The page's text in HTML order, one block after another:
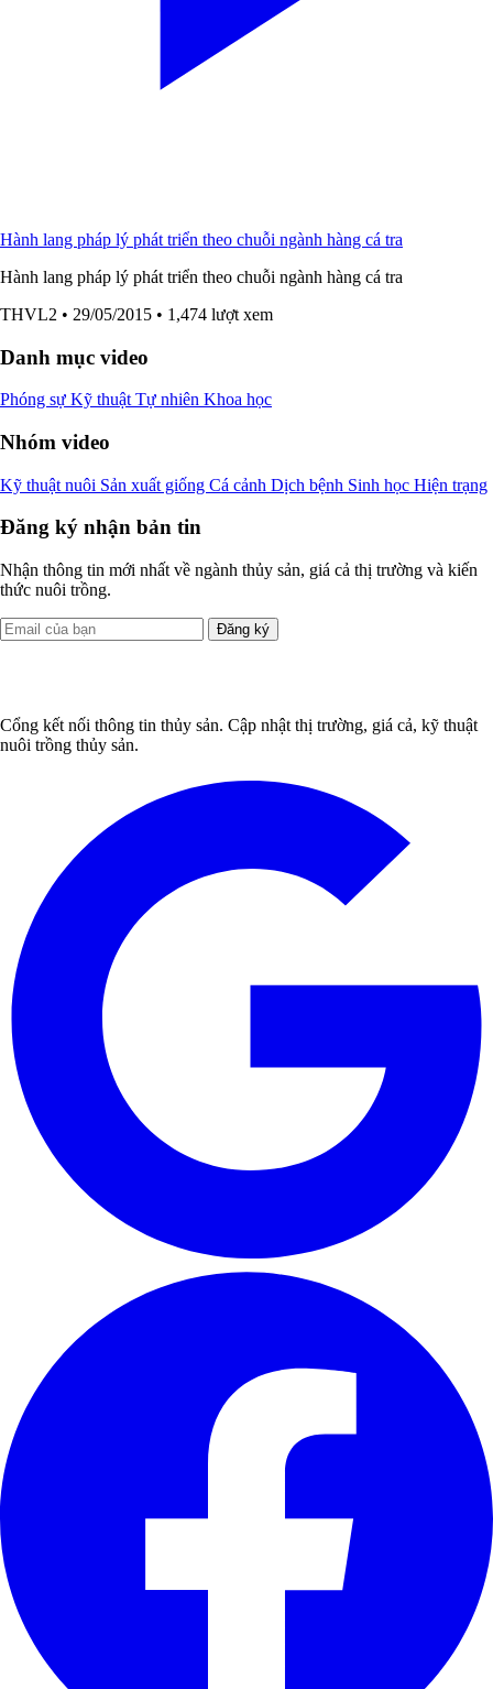
Hành lang pháp lý phát triển theo chuỗi ngành hàng cá tra
Hành lang pháp lý phát triển theo chuỗi ngành hàng cá tra
THVL2 • 29/05/2015 • 1,474 lượt xem
Danh mục video
Phóng sự Kỹ thuật Tự nhiên Khoa học
Nhóm video
Kỹ thuật nuôi Sản xuất giống Cá cảnh Dịch bệnh Sinh học Hiện trạng
Đăng ký nhận bản tin
Nhận thông tin mới nhất về ngành thủy sản, giá cả thị trường và kiến
thức nuôi trồng.
Đăng ký
Cổng kết nối thông tin thủy sản. Cập nhật thị trường, giá cả, kỹ thuật
nuôi trồng thủy sản.